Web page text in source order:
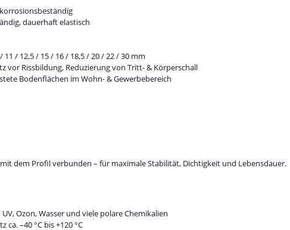
dauerhaft elastisch
11 / 12,5 / 15 / 16 / 18,5 / 20 / 22 / 30 mm
vor Rissbildung, Reduzierung von Tritt- & Körperschall
Bodenflächen im Wohn- & Gewerbebereich
dem Profil verbunden – für maximale Stabilität, Dichtigkeit und Lebensdauer.
Ozon, Wasser und viele polare Chemikalien
ca. –40 °C bis +120 °C